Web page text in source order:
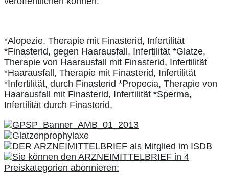
*Alopezie, Therapie mit Finasterid, Infertilität
*Finasterid, gegen Haarausfall, Infertilität *Glatze,
Therapie von Haarausfall mit Finasterid, Infertilität
*Haarausfall, Therapie mit Finasterid, Infertilität
*Infertilität, durch Finasterid *Propecia, Therapie von
Haarausfall mit Finasterid, Infertilität *Sperma,
Infertilität durch Finasterid,